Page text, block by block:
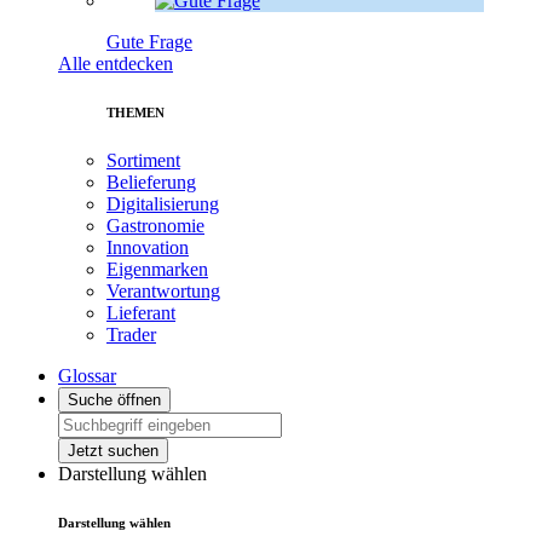
Gute Frage
Alle entdecken
THEMEN
Sortiment
Belieferung
Digitalisierung
Gastronomie
Innovation
Eigenmarken
Verantwortung
Lieferant
Trader
Glossar
Suche öffnen
Jetzt suchen
Darstellung wählen
Darstellung wählen